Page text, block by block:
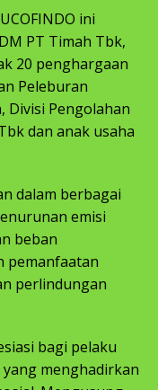
ini
PT Timah Tbk,
20 penghargaan
Peleburan
Divisi Pengolahan
dan anak usaha
dalam berbagai
emisi
beban
pemanfaatan
perlindungan
bagi pelaku
yang menghadirkan